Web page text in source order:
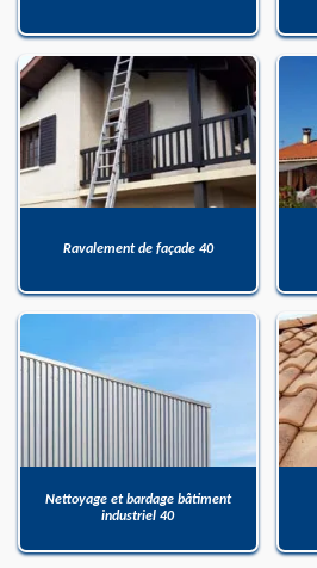
Ravalement de façade 40
Nettoyage et bardage bâtiment
industriel 40